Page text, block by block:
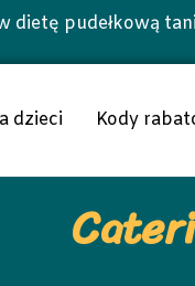
dietę pudełkową
dzieci Kody